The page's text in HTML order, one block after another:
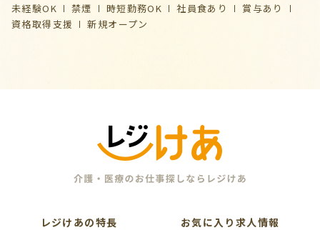
未経験OK
禁煙 時短勤務OK 社員食あり
賞与あり
資格取得支援
新規オープン
レジけあの特長 お気に入り求人情報